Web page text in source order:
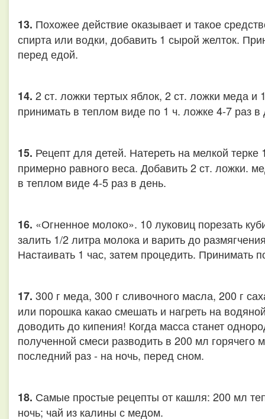
13. Похожее действие оказывает и такое
спирта или водки, добавить 1 сырой желток.
перед едой.
14. 2 ст. ложки тертых яблок, 2 ст. ложки меда и
принимать в теплом виде по 1 ч. ложке 4-7 раз в
15. Рецепт для детей. Натереть на мелкой терке
примерно равного веса. Добавить 2 ст. ложки.
в теплом виде 4-5 раз в день.
16. «Огненное молоко». 10 луковиц порезать
залить 1/2 литра молока и варить до
Настаивать 1 час, затем процедить. Принимать
17. 300 г меда, 300 г сливочного масла, 200 г
или порошка какао смешать и нагреть на
доводить до кипения! Когда масса станет
полученной смеси разводить в 200 мл горячего
последний раз - на ночь, перед сном.
18. Самые простые рецепты от кашля: 200 мл
ночь; чай из калины с медом.